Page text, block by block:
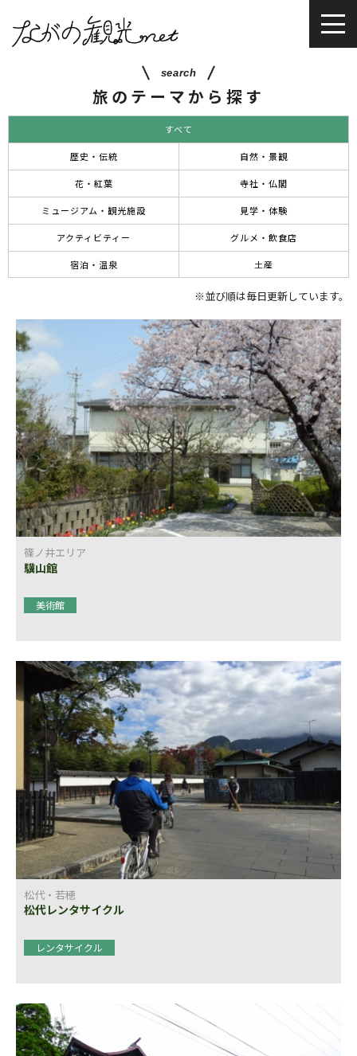
search
旅のテーマから探す
すべて
歴史・伝統 自然・景観
花・紅葉 寺社・仏閣
ミュージアム・観光施設 見学・体験
アクティビティー グルメ・飲食店
宿泊・温泉 土産
※並び順は毎日更新しています。
篠ノ井エリア
驥山館
美術館
松代・若穂
松代レンタサイクル
レンタサイクル